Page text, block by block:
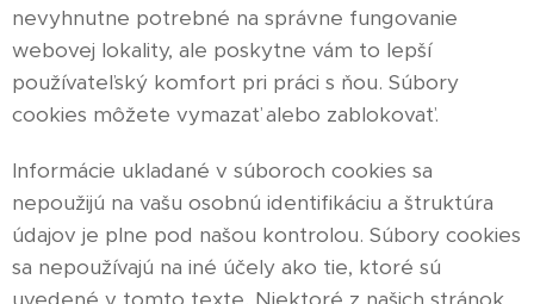
nevyhnutne potrebné na správne fungovanie
webovej lokality, ale poskytne vám to lepší
používateľský komfort pri práci s ňou. Súbory
cookies môžete vymazať alebo zablokovať.
Informácie ukladané v súboroch cookies sa
nepoužijú na vašu osobnú identifikáciu a štruktúra
údajov je plne pod našou kontrolou. Súbory cookies
sa nepoužívajú na iné účely ako tie, ktoré sú